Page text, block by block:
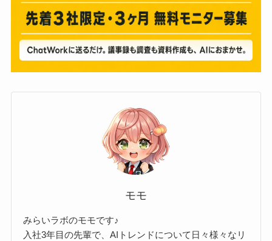
モモ
みらいラボのモモです♪
入社3年目の先輩で、AIトレンドについて日々様々なリ